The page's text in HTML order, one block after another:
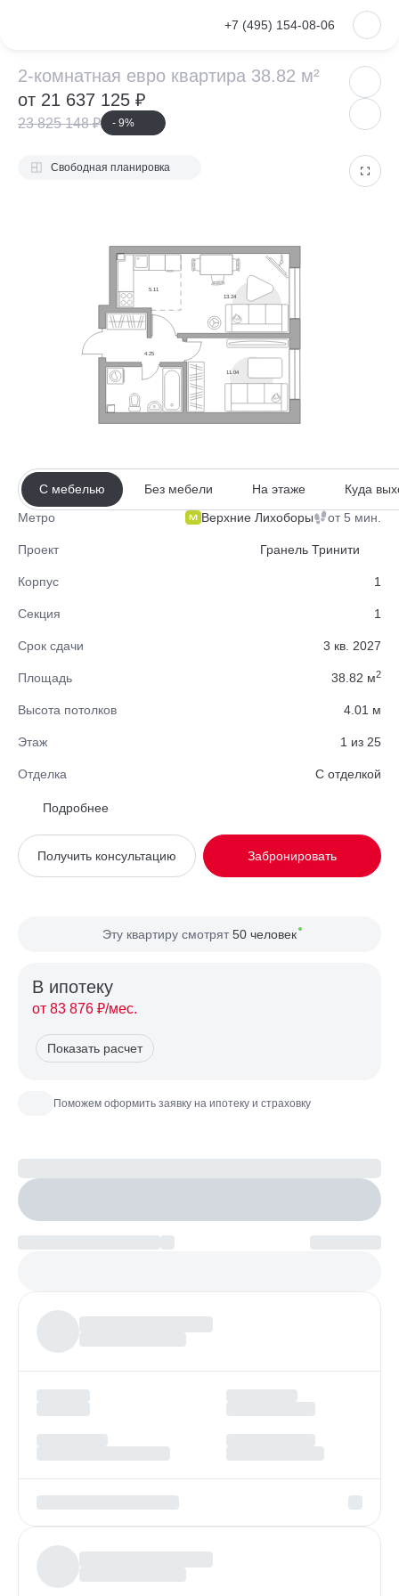
+7 (495) 154-08-06
2-комнатная
2-комнатная евро квартира 38.82 м²
от 21 637 125 ₽
23 825 148 ₽ - 9%
VKontakte
Метро Верхние Лихоборы от 5 мин.
Проект Гранель Тринити
Корпус 1
Секция 1
Срок сдачи 3 кв. 2027
Площадь 38.82 м2
Высота потолков 4.01 м
Этаж 1 из 25
Отделка С отделкой
Район
Вид из окна На улицу
Планировка Односторонняя
Подробнее
Забронировать
Получить консультацию
Эту квартиру смотрят 50 человек
В ипотекy
от 83 876 ₽/мес.
Показать расчет
Поможем оформить заявку на ипотеку и страховку
4.25
5.11
13.24
11.04
Свободная планировка
С мебелью Без мебели На этаже Куда